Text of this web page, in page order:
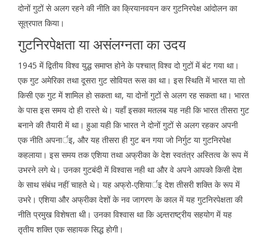
दोनों गुटों से अलग रहने की नीति का क्रियानवयन कर गुटनिरपेक्ष आंदोलन का
सूत्रपात किया।
गुटनिरपेक्षता या असंलग्नता का उदय
1945 में द्वितीय विश्व युद्ध समाप्त होने के पश्चात् विश्व दो गुटों में बंट गया था।
एक गुट अमेरिका तथा दूसरा गुट सोवियत रूस का था। इस स्थिति में भारत या तो
किसी एक गुट में शामिल हो सकता था, या दोनों गुटों से अलग रह सकता था। भारत
के पास इस समय दो ही रास्ते थे। यहाँ इसका मतलब यह नही कि भारत तीसरा गुट
बनाने की तैयारी में था। हुआ यही कि भारत ने दोनों गुटों से अलग रहकर अपनी
एक नीति अपनार्इ, और यह तीसरा ही गुट बन गया जो निर्गुट या गुटनिरपेक्ष
कहलाया। इस समय तक एशिया तथा अफ्रीका के देश स्वतंत्र अस्तित्व के रूप में
उभरने लगे थे। उनका गुटबंदी में विश्वास नही था और वे अपने आपको किसी देश
के साथ संबंध नहीं चाहते थे। यह अफ्रो-एशियार्इ देश तीसरी शक्ति के रूप में
उभरे। एशिया और अफ्रीका देशों के नव जागरण के काल में यह गुटनिरपेक्षता की
नीति प्रमुख विशेषता थी। उनका विश्वास था कि अन्र्तराष्ट्रीय सहयोग में यह
तृतीय शक्ति एक सहायक सिद्ध होगी।